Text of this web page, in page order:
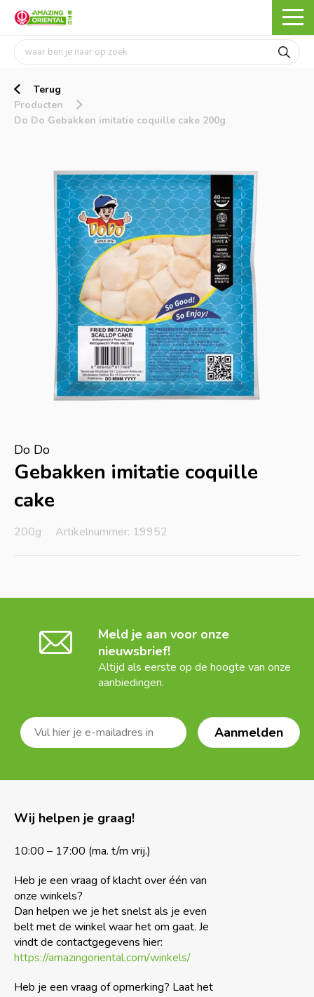
Terug
Producten
Do Do Gebakken imitatie coquille cake 200g
Do Do
Gebakken imitatie coquille
cake
200g Artikelnummer: 19952
Meld je aan voor onze
nieuwsbrief!
Altijd als eerste op de hoogte van onze
aanbiedingen.
Wij helpen je graag!
10:00 – 17:00 (ma. t/m vrij.)
Heb je een vraag of klacht over één van
onze winkels?
Dan helpen we je het snelst als je even
belt met de winkel waar het om gaat. Je
vindt de contactgegevens hier:
https://amazingoriental.com/winkels/
Heb je een vraag of opmerking? Laat het